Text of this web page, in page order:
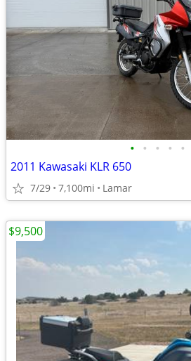
• • • • •
2011 Kawasaki KLR 650
7/29 7,100mi Lamar
$9,500